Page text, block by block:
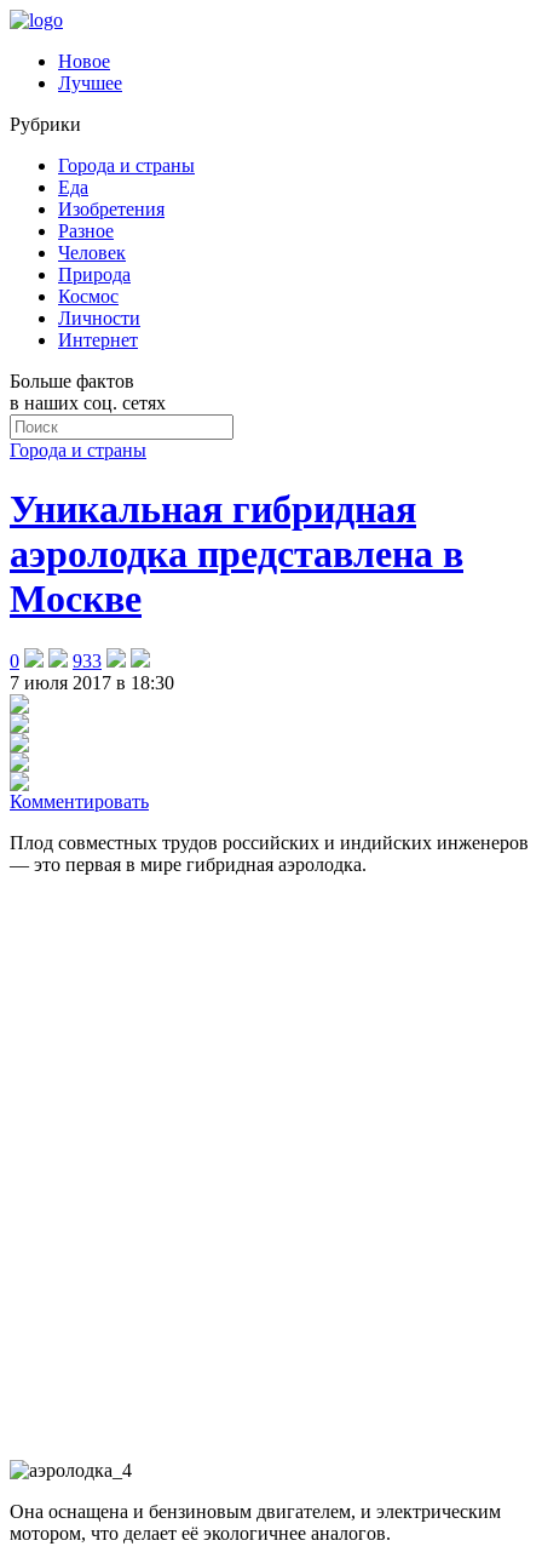
Новое
Лучшее
Рубрики
Города и страны
Еда
Изобретения
Разное
Человек
Природа
Космос
Личности
Интернет
Больше фактов
в наших соц. сетях
Города и страны
Уникальная гибридная
аэролодка представлена в
Москве
0
933
7 июля 2017 в 18:30
Комментировать
Плод совместных трудов российских и индийских инженеров
— это первая в мире гибридная аэролодка.
Она оснащена и бензиновым двигателем, и электрическим
мотором, что делает её экологичнее аналогов.